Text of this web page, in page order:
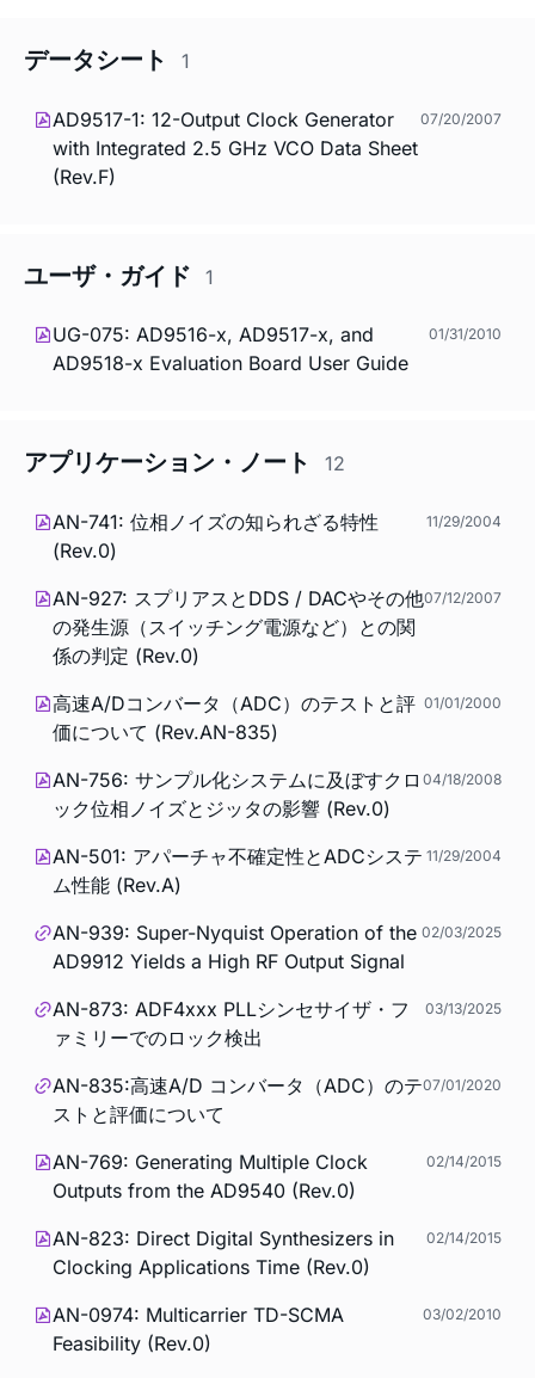
データシート 1
AD9517-1: 12-Output Clock Generator
with Integrated 2.5 GHz VCO Data Sheet
(Rev.F)
07/20/2007
ユーザ・ガイド 1
UG-075: AD9516-x, AD9517-x, and
AD9518-x Evaluation Board User Guide
01/31/2010
アプリケーション・ノート 12
AN-741: 位相ノイズの知られざる特性
(Rev.0)
11/29/2004
AN-927: スプリアスとDDS / DACやその他
の発生源（スイッチング電源など）との関
係の判定 (Rev.0)
07/12/2007
高速A/Dコンバータ（ADC）のテストと評
価について (Rev.AN-835)
01/01/2000
AN-756: サンプル化システムに及ぼすクロ
ック位相ノイズとジッタの影響 (Rev.0)
04/18/2008
AN-501: アパーチャ不確定性とADCシステ
ム性能 (Rev.A)
11/29/2004
AN-939: Super-Nyquist Operation of the
AD9912 Yields a High RF Output Signal
02/03/2025
AN-873: ADF4xxx PLLシンセサイザ・フ
ァミリーでのロック検出
03/13/2025
AN-835:高速A/D コンバータ（ADC）のテ
ストと評価について
07/01/2020
AN-769: Generating Multiple Clock
Outputs from the AD9540 (Rev.0)
02/14/2015
AN-823: Direct Digital Synthesizers in
Clocking Applications Time (Rev.0)
02/14/2015
AN-0974: Multicarrier TD-SCMA
Feasibility (Rev.0)
03/02/2010